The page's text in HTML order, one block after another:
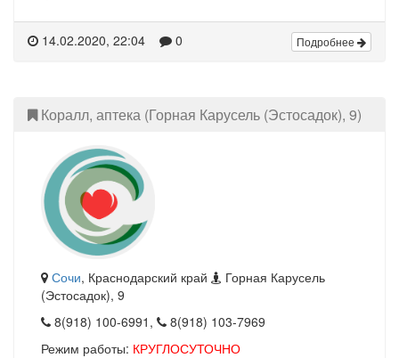
14.02.2020, 22:04 0 Подробнее
Коралл, аптека (Горная Карусель (Эстосадок), 9)
Сочи, Краснодарский край
Горная Карусель
(Эстосадок), 9
8(918) 100-6991,
8(918) 103-7969
Режим работы: КРУГЛОСУТОЧНО